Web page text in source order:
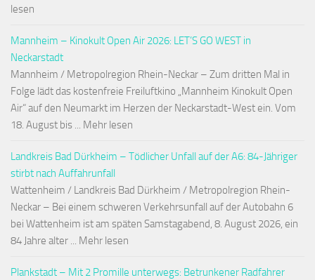
lesen
Mannheim – Kinokult Open Air 2026: LET’S GO WEST in
Neckarstadt
Mannheim / Metropolregion Rhein-Neckar – Zum dritten Mal in
Folge lädt das kostenfreie Freiluftkino „Mannheim Kinokult Open
Air“ auf den Neumarkt im Herzen der Neckarstadt-West ein. Vom
18. August bis ... Mehr lesen
Landkreis Bad Dürkheim – Tödlicher Unfall auf der A6: 84-Jähriger
stirbt nach Auffahrunfall
Wattenheim / Landkreis Bad Dürkheim / Metropolregion Rhein-
Neckar – Bei einem schweren Verkehrsunfall auf der Autobahn 6
bei Wattenheim ist am späten Samstagabend, 8. August 2026, ein
84 Jahre alter ... Mehr lesen
Plankstadt – Mit 2 Promille unterwegs: Betrunkener Radfahrer